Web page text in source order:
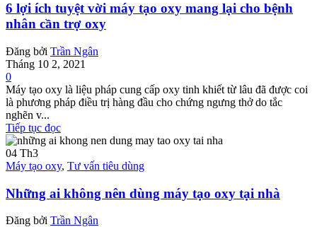
6 lợi ích tuyệt vời máy tạo oxy mang lại cho bệnh
nhân cần trợ oxy
Đăng bởi Trần Ngân
Tháng 10 2, 2021
0
Máy tạo oxy là liệu pháp cung cấp oxy tinh khiết từ lâu đã được coi
là phương pháp điều trị hàng đầu cho chứng ngưng thở do tắc
nghẽn v...
Tiếp tục đọc
04 Th3
Máy tạo oxy, Tư vấn tiêu dùng
Những ai không nên dùng máy tạo oxy tại nhà
Đăng bởi Trần Ngân